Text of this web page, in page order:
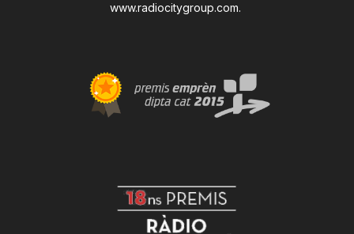
www.radiocitygroup.com.